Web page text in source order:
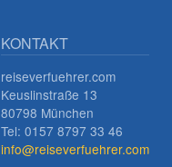
KONTAKT
reiseverfuehrer.com
Keuslinstraße 13
80798 München
Tel: 0157 8797 33 46
info@reiseverfuehrer.com